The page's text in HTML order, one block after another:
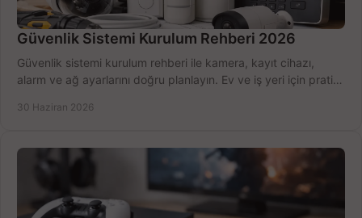
Güvenlik Sistemi Kurulum Rehberi 2026
Güvenlik sistemi kurulum rehberi ile kamera, kayıt cihazı,
alarm ve ağ ayarlarını doğru planlayın. Ev ve iş yeri için pratik
30 Haziran 2026